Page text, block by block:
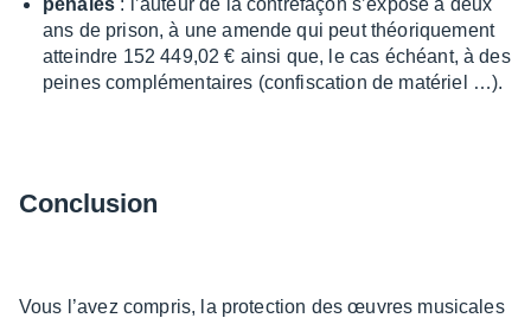
pénales : l’au­teur de la contre­façon s’ex­pose à deux
ans de prison, à une amende qui peut théo­rique­ment
atteindre 152 449,02 € ainsi que, le cas échéant, à des
peines complé­men­taires (confis­ca­tion de maté­riel …).
Conclu­sion
Vous l’avez compris, la protec­tion des œuvres musi­cales